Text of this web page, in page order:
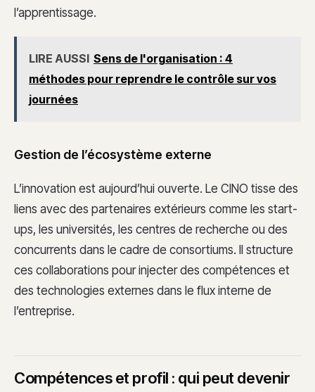
l’apprentissage.
LIRE AUSSI Sens de l'organisation : 4
méthodes pour reprendre le contrôle sur vos
journées
Gestion de l’écosystème externe
L’innovation est aujourd’hui ouverte. Le CINO tisse des
liens avec des partenaires extérieurs comme les start-
ups, les universités, les centres de recherche ou des
concurrents dans le cadre de consortiums. Il structure
ces collaborations pour injecter des compétences et
des technologies externes dans le flux interne de
l’entreprise.
Compétences et profil : qui peut devenir